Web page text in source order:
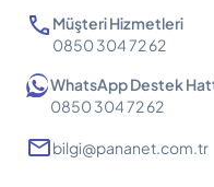
call Müşteri Hizmetleri
0850 304 72 62
WhatsApp Destek
0850 304 72 62
mailbilgi@pananet.com.tr